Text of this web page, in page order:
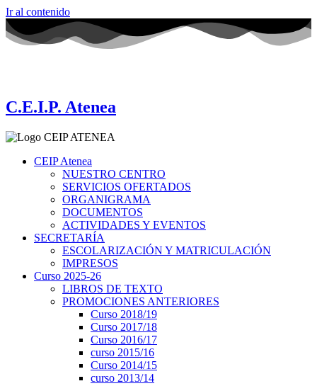
Ir al contenido
C.E.I.P. Atenea
CEIP Atenea
NUESTRO CENTRO
SERVICIOS OFERTADOS
ORGANIGRAMA
DOCUMENTOS
ACTIVIDADES Y EVENTOS
SECRETARÍA
ESCOLARIZACIÓN Y MATRICULACIÓN
IMPRESOS
Curso 2025-26
LIBROS DE TEXTO
PROMOCIONES ANTERIORES
Curso 2018/19
Curso 2017/18
Curso 2016/17
curso 2015/16
Curso 2014/15
curso 2013/14